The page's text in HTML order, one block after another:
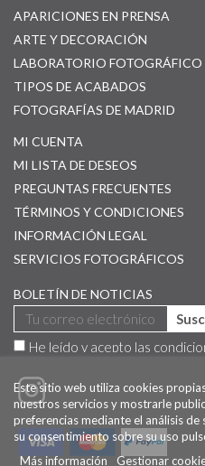
APARICIONES EN PRENSA
ARTE Y DECORACIÓN
LABORATORIO FOTOGRÁFICO
TIPOS DE ACABADOS
FOTOGRAFÍAS DE MADRID
MI CUENTA
MI LISTA DE DESEOS
PREGUNTAS FRECUENTES
TÉRMINOS Y CONDICIONES
INFORMACIÓN LEGAL
SERVICIOS FOTOGRÁFICOS
BOLETÍN DE NOTICIAS
He leído y acepto las
Este sitio web utiliza cookies
nuestros servicios y mostrarle
preferencias mediante el análisis
su consentimiento sobre su uso
Más información
Gestionar